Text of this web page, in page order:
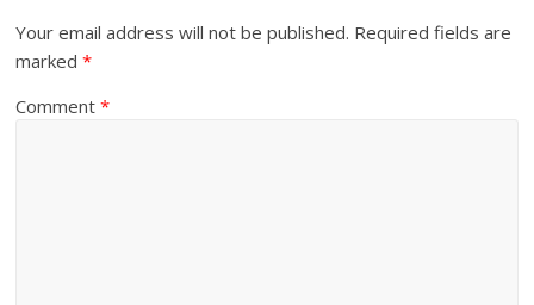
Your email address will not be published. Required fields are
marked*
Comment*